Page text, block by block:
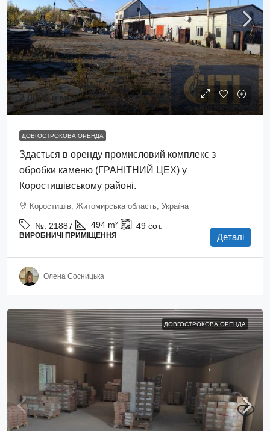
2 000$в мес
ДОВГОСТРОКОВА ОРЕНДА
Здається в оренду промисловий комплекс з
обробки каменю (ГРАНІТНИЙ ЦЕХ) у
Коростишівському районі.
Коростишів, Житомирська область, Україна
№: 21887 494 m² 49 сот.
ВИРОБНИЧІ ПРИМІЩЕННЯ Деталі
Олена Сосницька
ДОВГОСТРОКОВА ОРЕНДА